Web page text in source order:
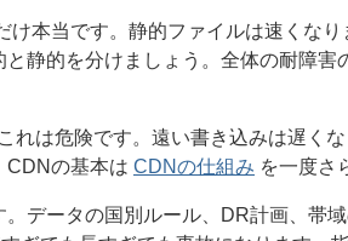
け本当です。静的ファイルは速くな
静的を分けましょう。全体の耐障害
れは危険です。遠い書き込みは遅く
CDNの基本は CDNの仕組み を一度さ
。データの国別ルール、DR計画、帯